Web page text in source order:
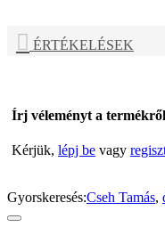
ÉRTÉKELÉSEK
Írj véleményt a
Kérjük, lépj be vagy
Gyorskeresés:Cseh Tamás,